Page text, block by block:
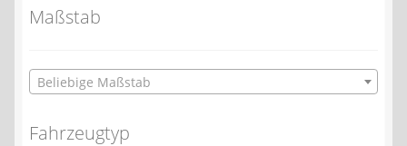
Maßstab
Beliebige Maßstab
Fahrzeugtyp